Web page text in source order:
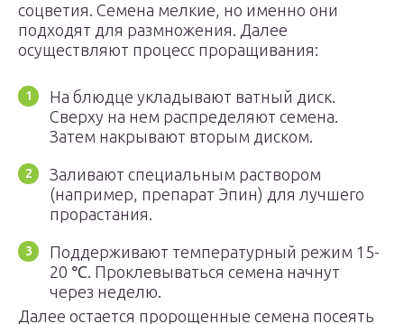
соцветия. Семена мелкие, но именно они
подходят для размножения. Далее
осуществляют процесс проращивания:
На блюдце укладывают ватный диск.
Сверху на нем распределяют семена.
Затем накрывают вторым диском.
Заливают специальным раствором
(например, препарат Эпин) для лучшего
прорастания.
Поддерживают температурный режим 15-
20 ℃. Проклевываться семена начнут
через неделю.
Далее остается пророщенные семена посеять